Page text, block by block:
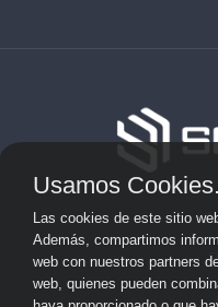
Usamos Cookies.
Las cookies de este sitio
Además, compartimos
web con nuestros partners
web, quienes pueden